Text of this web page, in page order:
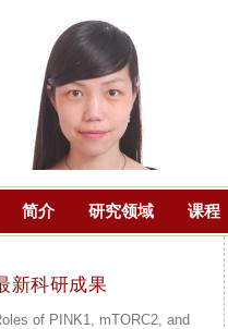
简介 研究领域 课程
新科研成果
of PINK1, mTORC2, and